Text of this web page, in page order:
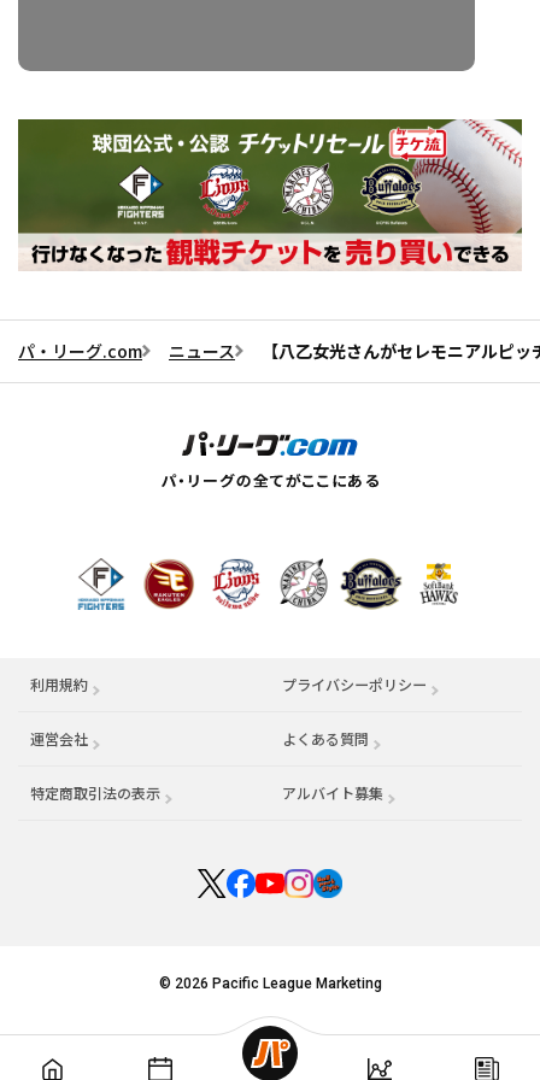
パ・リーグ.com ニュース 【八乙女光さんがセレモニアルピ
利用規約 プライバシーポリシー
運営会社 （別ウィンドウで開く） よくある質問
特定商取引法の表示 アルバイト募集 （別ウィンドウで開く
© 2026 Pacific League Marketing